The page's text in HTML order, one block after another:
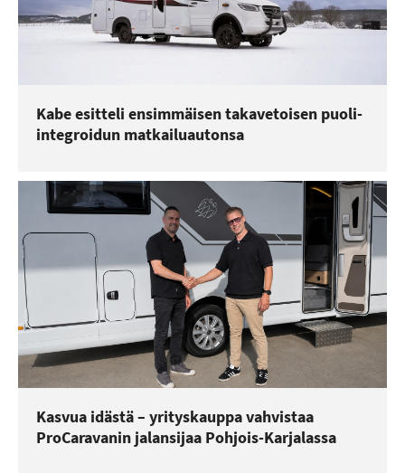
Kabe esitteli ensimmäisen takavetoisen puoli-
integroidun matkailuautonsa
Kasvua idästä – yrityskauppa vahvistaa
ProCaravanin jalansijaa Pohjois-Karjalassa